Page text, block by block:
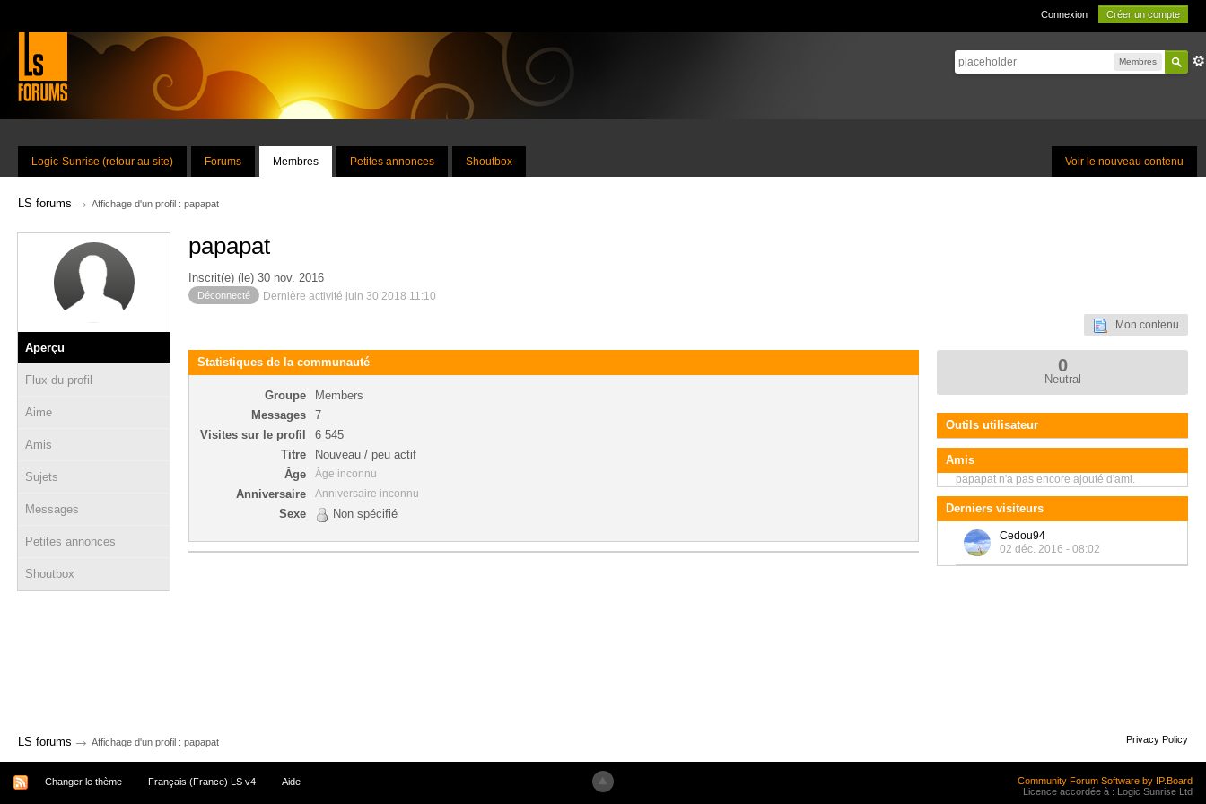
Connexion Créer un compte
Membres
Voir le nouveau contenu
Logic-Sunrise (retour au site) Forums Membres Petites annonces Shoutbox
LS forums → Affichage d'un profil : papapat
Aperçu
Flux du profil
Aime
Amis
Sujets
Messages
Petites annonces
Shoutbox
papapat
Inscrit(e) (le) 30 nov. 2016
Déconnecté Dernière activité juin 30 2018 11:10
Mon contenu
Statistiques de la communauté
Groupe
Members
Messages
7
Visites sur le profil
6 545
Titre
Nouveau / peu actif
Âge
Âge inconnu
Anniversaire Anniversaire inconnu
Sexe Non spécifié
0
Neutral
Outils utilisateur
Amis
papapat n'a pas encore ajouté d'ami.
Derniers visiteurs
Cedou94
02 déc. 2016 - 08:02
LS forums → Affichage d'un profil : papapat Privacy Policy
Changer le thème Français (France) LS v4 Aide
Community Forum Software by IP.Board
Licence accordée à : Logic Sunrise Ltd